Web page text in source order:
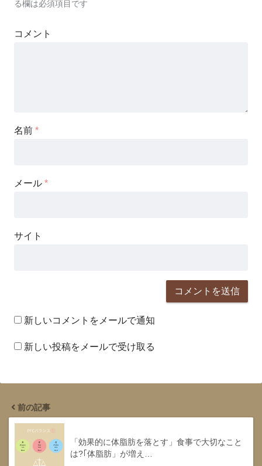
る欄は必須項目です
コメント
名前 *
メール *
サイト
新しいコメントをメールで通知
新しい投稿をメールで受け取る
前の記事
「効果的に体脂肪を落とす」食事で大切なこと
は?｢体脂肪」が増え…